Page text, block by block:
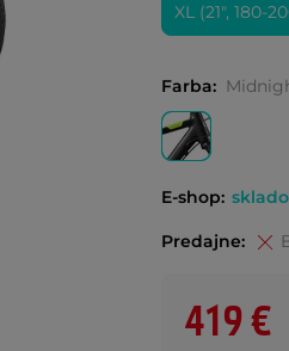
XL (21", 180-
Farba:
E-shop:
Predajne:
419 €